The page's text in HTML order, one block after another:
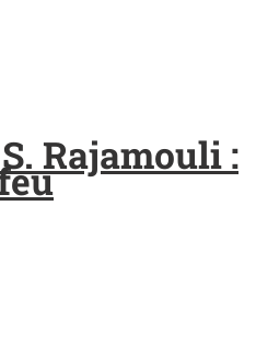
S. Rajamouli :